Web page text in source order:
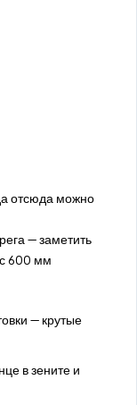
отсюда можно
— заметить
600 мм
— крутые
в зените и